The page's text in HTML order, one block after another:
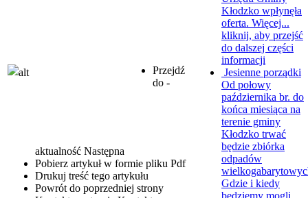
Przejdź
do -
aktualność Następna
Pobierz artykuł w formie pliku Pdf
Drukuj treść tego artykułu
Powrót do poprzedniej strony
Kłodzko wpłynęła
oferta. Więcej...
kliknij, aby przejść
do dalszej części
informacji
Jesienne porządki
Od połowy
października br. do
końca miesiąca na
terenie gminy
Kłodzko trwać
będzie zbiórka
odpadów
Gdzie i kiedy
będziemy mogli